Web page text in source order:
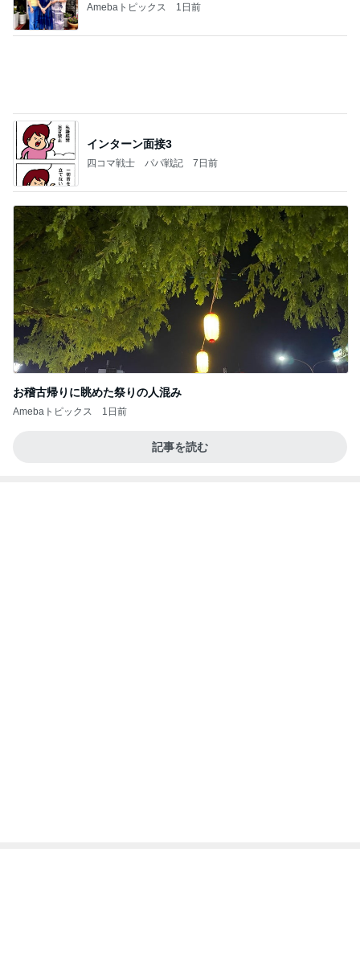
Amebaトピックス 1日前
インターン面接3
四コマ戦士 パパ戦記 7日前
お稽古帰りに眺めた祭りの人混み
Amebaトピックス 1日前
記事を読む